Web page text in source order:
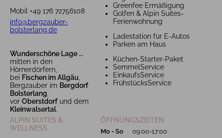
Mobil +49 176 72756108
info@bergzauber-
bolsterlang.de
Wunderschöne Lage ...
mitten in den
Hörnerdörfern,
bei Fischen im Allgäu
Bergzauber im Bergdorf
Bolsterlang
vor Oberstdorfund dem
Kleinwalsertal.
Greenfee Ermäßigung
Golfen & Alpin Suites-
Ferienwohnung
Ladestation für E-Autos
Parken am Haus
Küchen-Starter-Paket
SemmelService
EinkaufsService
FrühstücksService
ALPIN SUITES &
WELLNESS
ÖFFNUNGSZEITEN
Mo - So 09:00-17:00